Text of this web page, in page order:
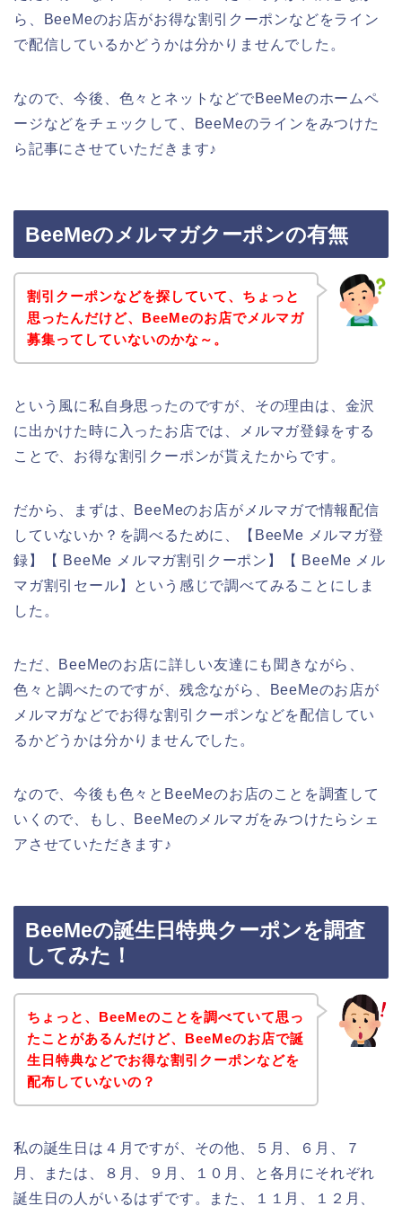
ら、BeeMeのお店がお得な割引クーポンなどをライン
で配信しているかどうかは分かりませんでした。
なので、今後、色々とネットなどでBeeMeのホームペ
ージなどをチェックして、BeeMeのラインをみつけた
ら記事にさせていただきます♪
BeeMeのメルマガクーポンの有無
割引クーポンなどを探していて、ちょっと
思ったんだけど、BeeMeのお店でメルマガ
募集ってしていないのかな～。
という風に私自身思ったのですが、その理由は、金沢
に出かけた時に入ったお店では、メルマガ登録をする
ことで、お得な割引クーポンが貰えたからです。
だから、まずは、BeeMeのお店がメルマガで情報配信
していないか？を調べるために、【BeeMe メルマガ登
録】【 BeeMe メルマガ割引クーポン】【 BeeMe メル
マガ割引セール】という感じで調べてみることにしま
した。
ただ、BeeMeのお店に詳しい友達にも聞きながら、
色々と調べたのですが、残念ながら、BeeMeのお店が
メルマガなどでお得な割引クーポンなどを配信してい
るかどうかは分かりませんでした。
なので、今後も色々とBeeMeのお店のことを調査して
いくので、もし、BeeMeのメルマガをみつけたらシェ
アさせていただきます♪
BeeMeの誕生日特典クーポンを調査
してみた！
ちょっと、BeeMeのことを調べていて思っ
たことがあるんだけど、BeeMeのお店で誕
生日特典などでお得な割引クーポンなどを
配布していないの？
私の誕生日は４月ですが、その他、５月、６月、７
月、または、８月、９月、１０月、と各月にそれぞれ
誕生日の人がいるはずです。また、１１月、１２月、